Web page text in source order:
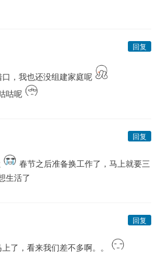
回复
口，我也还没组建家庭呢
咕呢
回复
春节之后准备换工作了，马上就要三
生活了
回复
了，看来我们差不多啊。。